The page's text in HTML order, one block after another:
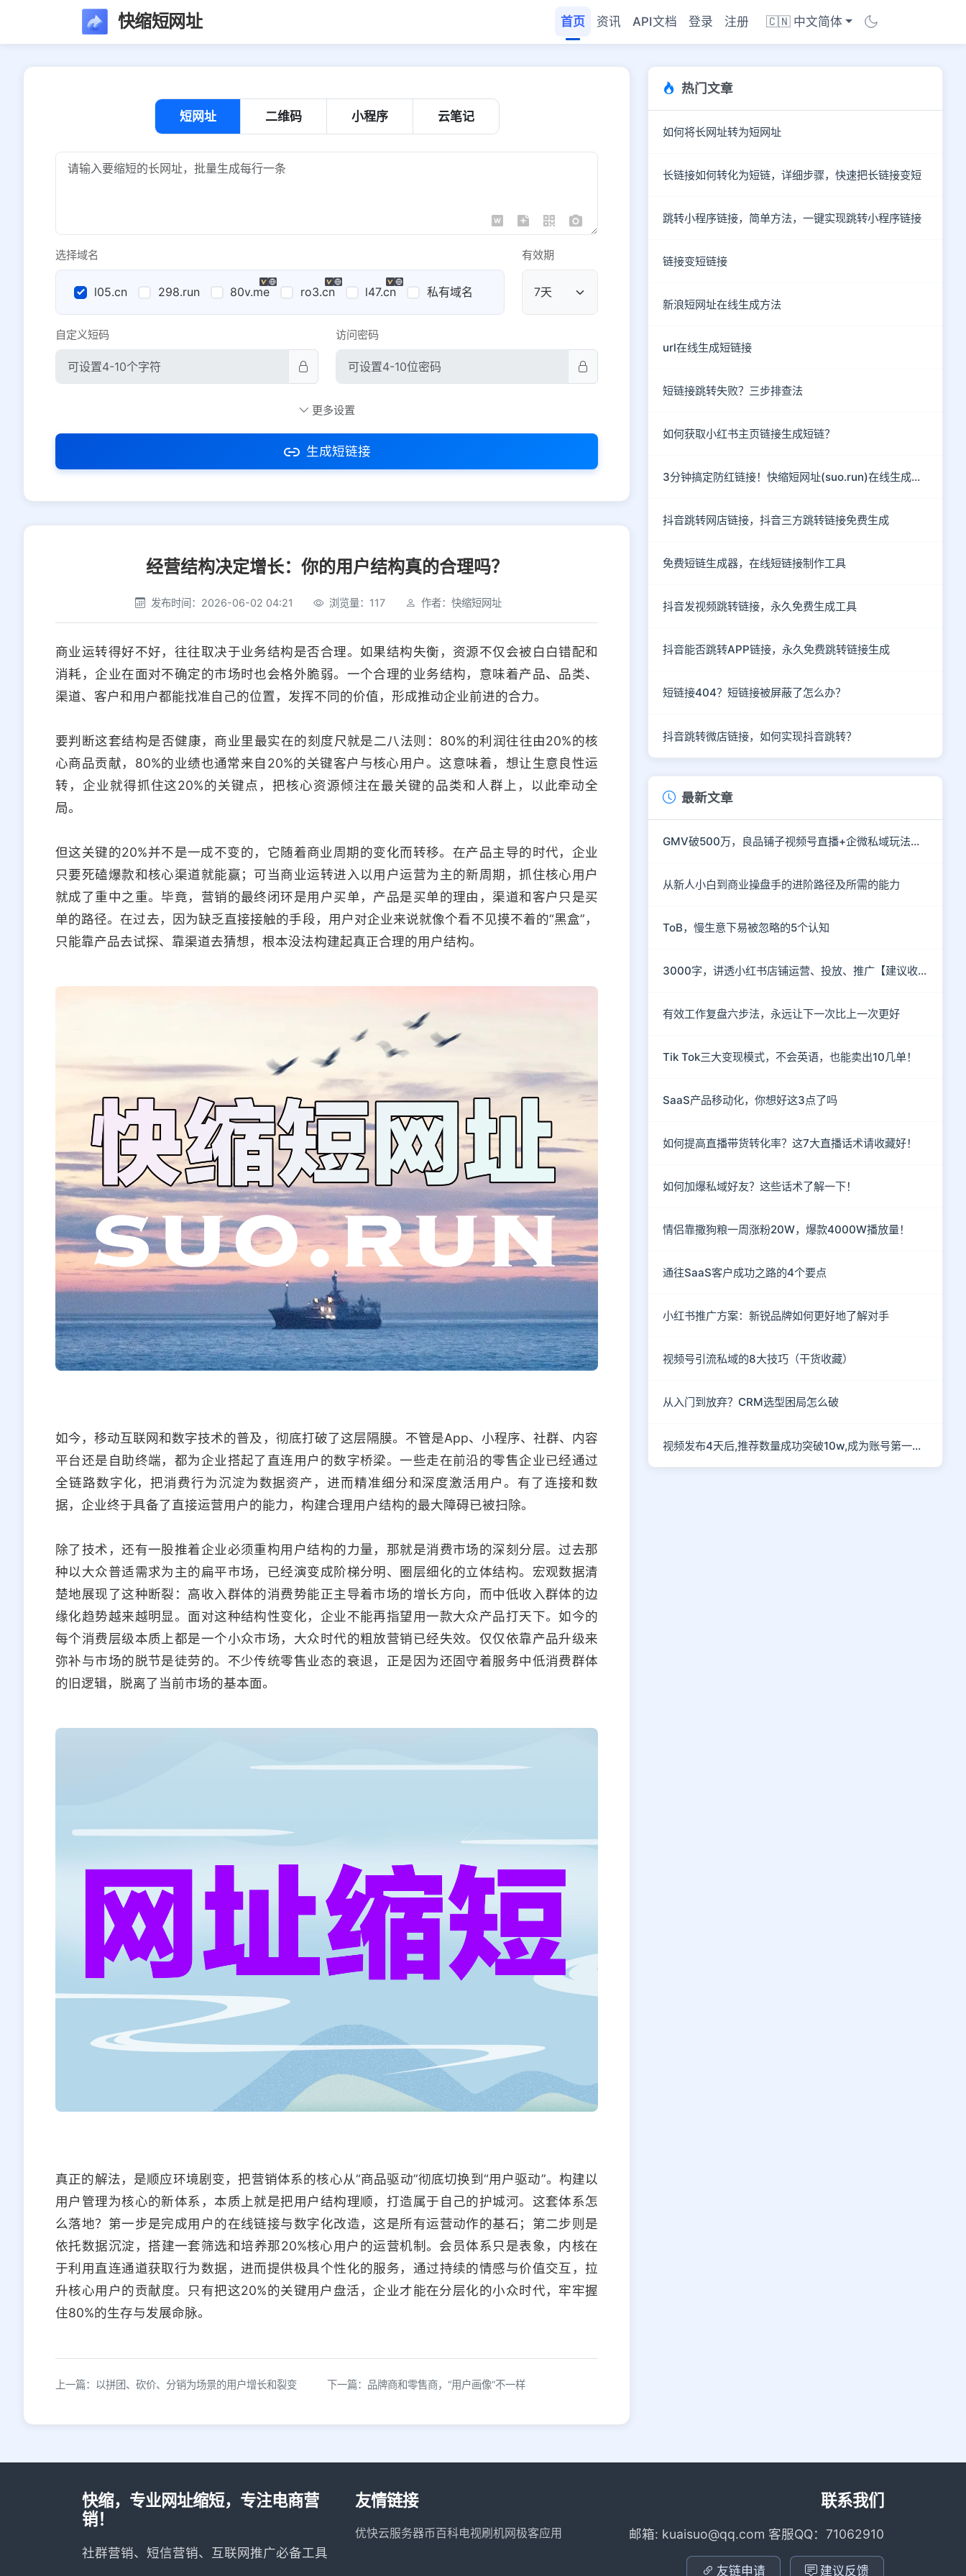
快缩短网址 首页 资讯 API文档 登录 注册 🇨🇳 中文简体
短网址 二维码 小程序 云笔记
选择域名
l05.cn 298.run 80v.me ro3.cn l47.cn 私有域名 公共域名
有效期
自定义短码 访问密码
社交平台 电商平台
选择防红平台类型，避免链接被拦截
平台设置
iOS Android PC 其他
更多设置
生成短链接
经营结构决定增长：你的用户结构真的合理吗？
发布时间：2026-06-02 04:21 浏览量：117 作者：快缩短网址
商业运转得好不好，往往取决于业务结构是否合理。如果结构失衡，资源不仅会被白白错配和
消耗，企业在面对不确定的市场时也会格外脆弱。一个合理的业务结构，意味着产品、品类、
渠道、客户和用户都能找准自己的位置，发挥不同的价值，形成推动企业前进的合力。
要判断这套结构是否健康，商业里最实在的刻度尺就是二八法则：80%的利润往往由20%的核
心商品贡献，80%的业绩也通常来自20%的关键客户与核心用户。这意味着，想让生意良性运
转，企业就得抓住这20%的关键点，把核心资源倾注在最关键的品类和人群上，以此牵动全
局。
但这关键的20%并不是一成不变的，它随着商业周期的变化而转移。在产品主导的时代，企业
只要死磕爆款和核心渠道就能赢；可当商业运转进入以用户运营为主的新周期，抓住核心用户
就成了重中之重。毕竟，营销的最终闭环是用户买单，产品是买单的理由，渠道和客户只是买
单的路径。在过去，因为缺乏直接接触的手段，用户对企业来说就像个看不见摸不着的“黑盒”，
只能靠产品去试探、靠渠道去猜想，根本没法构建起真正合理的用户结构。
如今，移动互联网和数字技术的普及，彻底打破了这层隔膜。不管是App、小程序、社群、内容
平台还是自助终端，都为企业搭起了直连用户的数字桥梁。一些走在前沿的零售企业已经通过
全链路数字化，把消费行为沉淀为数据资产，进而精准细分和深度激活用户。有了连接和数
据，企业终于具备了直接运营用户的能力，构建合理用户结构的最大障碍已被扫除。
除了技术，还有一股推着企业必须重构用户结构的力量，那就是消费市场的深刻分层。过去那
种以大众普适需求为主的扁平市场，已经演变成阶梯分明、圈层细化的立体结构。宏观数据清
楚地展现了这种断裂：高收入群体的消费势能正主导着市场的增长方向，而中低收入群体的边
缘化趋势越来越明显。面对这种结构性变化，企业不能再指望用一款大众产品打天下。如今的
每个消费层级本质上都是一个小众市场，大众时代的粗放营销已经失效。仅仅依靠产品升级来
弥补与市场的脱节是徒劳的。不少传统零售业态的衰退，正是因为还固守着服务中低消费群体
的旧逻辑，脱离了当前市场的基本面。
真正的解法，是顺应环境剧变，把营销体系的核心从“商品驱动”彻底切换到“用户驱动”。构建以
用户管理为核心的新体系，本质上就是把用户结构理顺，打造属于自己的护城河。这套体系怎
么落地？第一步是完成用户的在线链接与数字化改造，这是所有运营动作的基石；第二步则是
依托数据沉淀，搭建一套筛选和培养那20%核心用户的运营机制。会员体系只是表象，内核在
于利用直连通道获取行为数据，进而提供极具个性化的服务，通过持续的情感与价值交互，拉
升核心用户的贡献度。只有把这20%的关键用户盘活，企业才能在分层化的小众时代，牢牢握
住80%的生存与发展命脉。
上一篇：以拼团、砍价、分销为场景的用户增长和裂变 下一篇：品牌商和零售商，“用户画像”不一样
热门文章
如何将长网址转为短网址
长链接如何转化为短链，详细步骤，快速把长链接变短
跳转小程序链接，简单方法，一键实现跳转小程序链接
链接变短链接
新浪短网址在线生成方法
url在线生成短链接
短链接跳转失败？三步排查法
如何获取小红书主页链接生成短链？
3分钟搞定防红链接！快缩短网址(suo.run)在线生成指南
抖音跳转网店链接，抖音三方跳转链接免费生成
免费短链生成器，在线短链接制作工具
抖音发视频跳转链接，永久免费生成工具
抖音能否跳转APP链接，永久免费跳转链接生成
短链接404？短链接被屏蔽了怎么办？
抖音跳转微店链接，如何实现抖音跳转？
最新文章
GMV破500万，良品铺子视频号直播+企微私域玩法真硬核
从新人小白到商业操盘手的进阶路径及所需的能力
ToB，慢生意下易被忽略的5个认知
3000字，讲透小红书店铺运营、投放、推广【建议收藏】
有效工作复盘六步法，永远让下一次比上一次更好
Tik Tok三大变现模式，不会英语，也能卖出10几单！
SaaS产品移动化，你想好这3点了吗
如何提高直播带货转化率？这7大直播话术请收藏好！
如何加爆私域好友？这些话术了解一下！
情侣靠撒狗粮一周涨粉20W，爆款4000W播放量！
通往SaaS客户成功之路的4个要点
小红书推广方案：新锐品牌如何更好地了解对手
视频号引流私域的8大技巧（干货收藏）
从入门到放弃？CRM选型困局怎么破
视频发布4天后,推荐数量成功突破10w,成为账号第一部爆款作
快缩，专业网址缩短，专注电商营
销！
社群营销、短信营销、互联网推广必备工具
友情链接
优快云服务器币百科电视刷机网极客应用
联系我们
邮箱: kuaisuo@qq.com 客服QQ：71062910
友链申请 建议反馈